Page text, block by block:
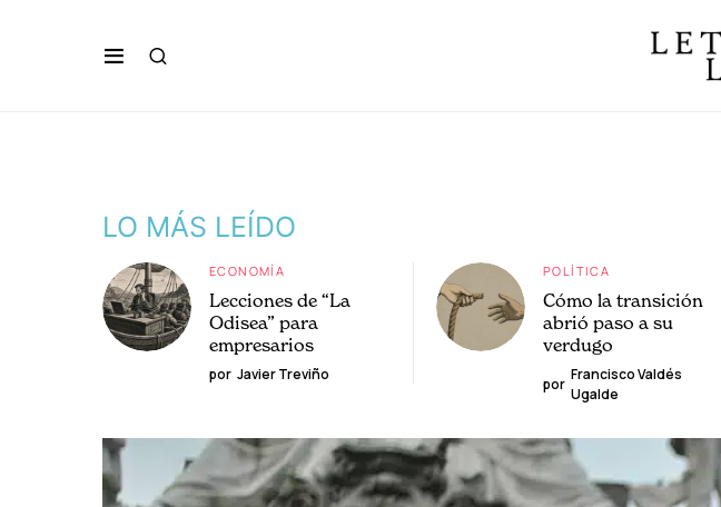
LO MÁS LEÍDO
ECONOMÍA
Lecciones de “La
Odisea” para
empresarios
por Javier Treviño
POLÍTICA
Cómo la transición
abrió paso a su
verdugo
por
Francisco Valdés
Ugalde